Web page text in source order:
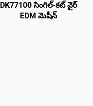
DK77100 సింగిల్-కట్ వైర్
EDM మెషీన్